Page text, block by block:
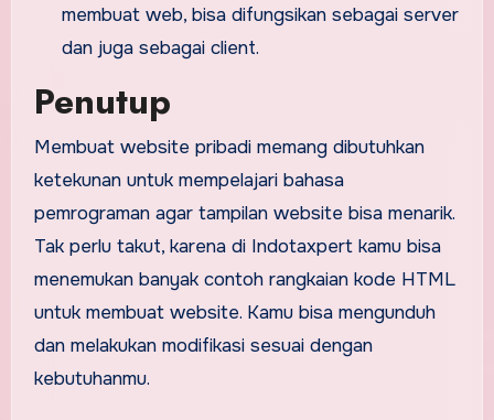
membuat web, bisa difungsikan sebagai server
dan juga sebagai client.
Penutup
Membuat website pribadi memang dibutuhkan
ketekunan untuk mempelajari bahasa
pemrograman agar tampilan website bisa menarik.
Tak perlu takut, karena di Indotaxpert kamu bisa
menemukan banyak contoh rangkaian kode HTML
untuk membuat website. Kamu bisa mengunduh
dan melakukan modifikasi sesuai dengan
kebutuhanmu.